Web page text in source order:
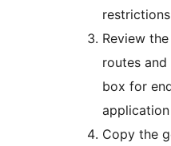
Review
routes
box for
Copy the